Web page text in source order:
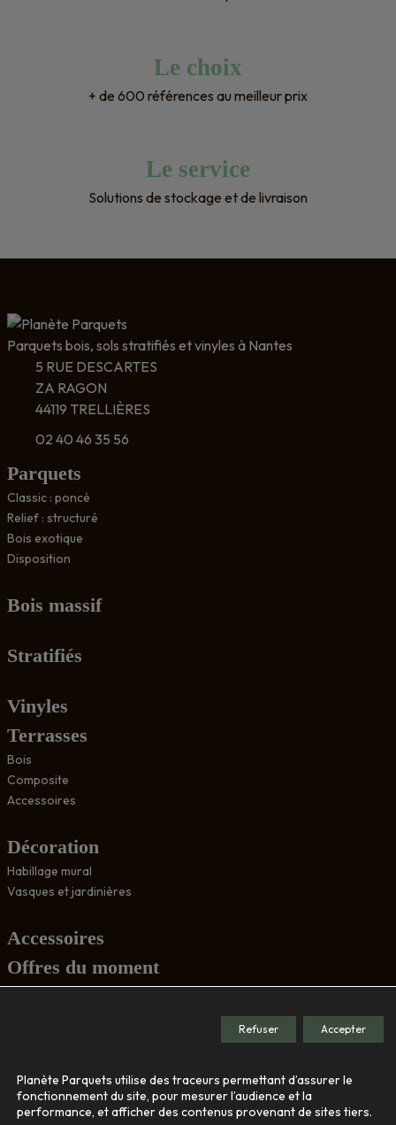
Le choix
+ de 600 références au meilleur prix
Le service
Solutions de stockage et de livraison
Parquets bois, sols stratifiés et vinyles à Nantes
5 RUE DESCARTES
ZA RAGON
44119 TRELLIÈRES
02 40 46 35 56
Parquets
Classic : poncé
Relief : structuré
Bois exotique
Disposition
Bois massif
Stratifiés
Vinyles
Terrasses
Bois
Composite
Accessoires
Décoration
Habillage mural
Vasques et jardinières
Accessoires
Offres du moment
Le showroom
Nos engagements
Planète Parquets utilise des traceurs permettant d’assurer le
fonctionnement du site, pour mesurer l’audience et la
performance, et afficher des contenus provenant de sites tiers.
Accepter
Refuser